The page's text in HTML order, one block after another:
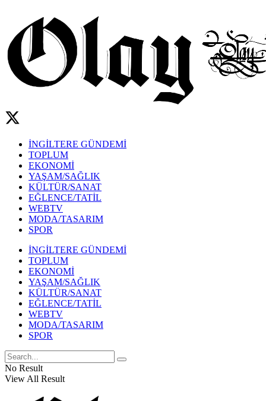
İNGİLTERE GÜNDEMİ
TOPLUM
EKONOMİ
YAŞAM/SAĞLIK
KÜLTÜR/SANAT
EĞLENCE/TATİL
WEBTV
MODA/TASARIM
SPOR
İNGİLTERE GÜNDEMİ
TOPLUM
EKONOMİ
YAŞAM/SAĞLIK
KÜLTÜR/SANAT
EĞLENCE/TATİL
WEBTV
MODA/TASARIM
SPOR
No Result
View All Result